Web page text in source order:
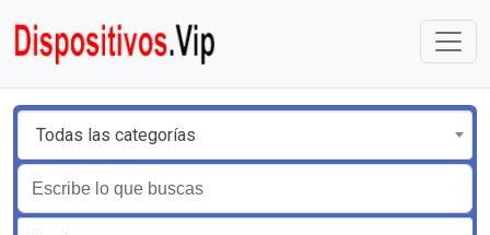
Todas las categorías